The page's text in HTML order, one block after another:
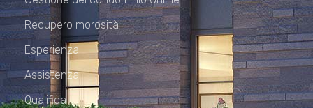
Recupero morosità
Esperienza
Assistenza
Qualifica